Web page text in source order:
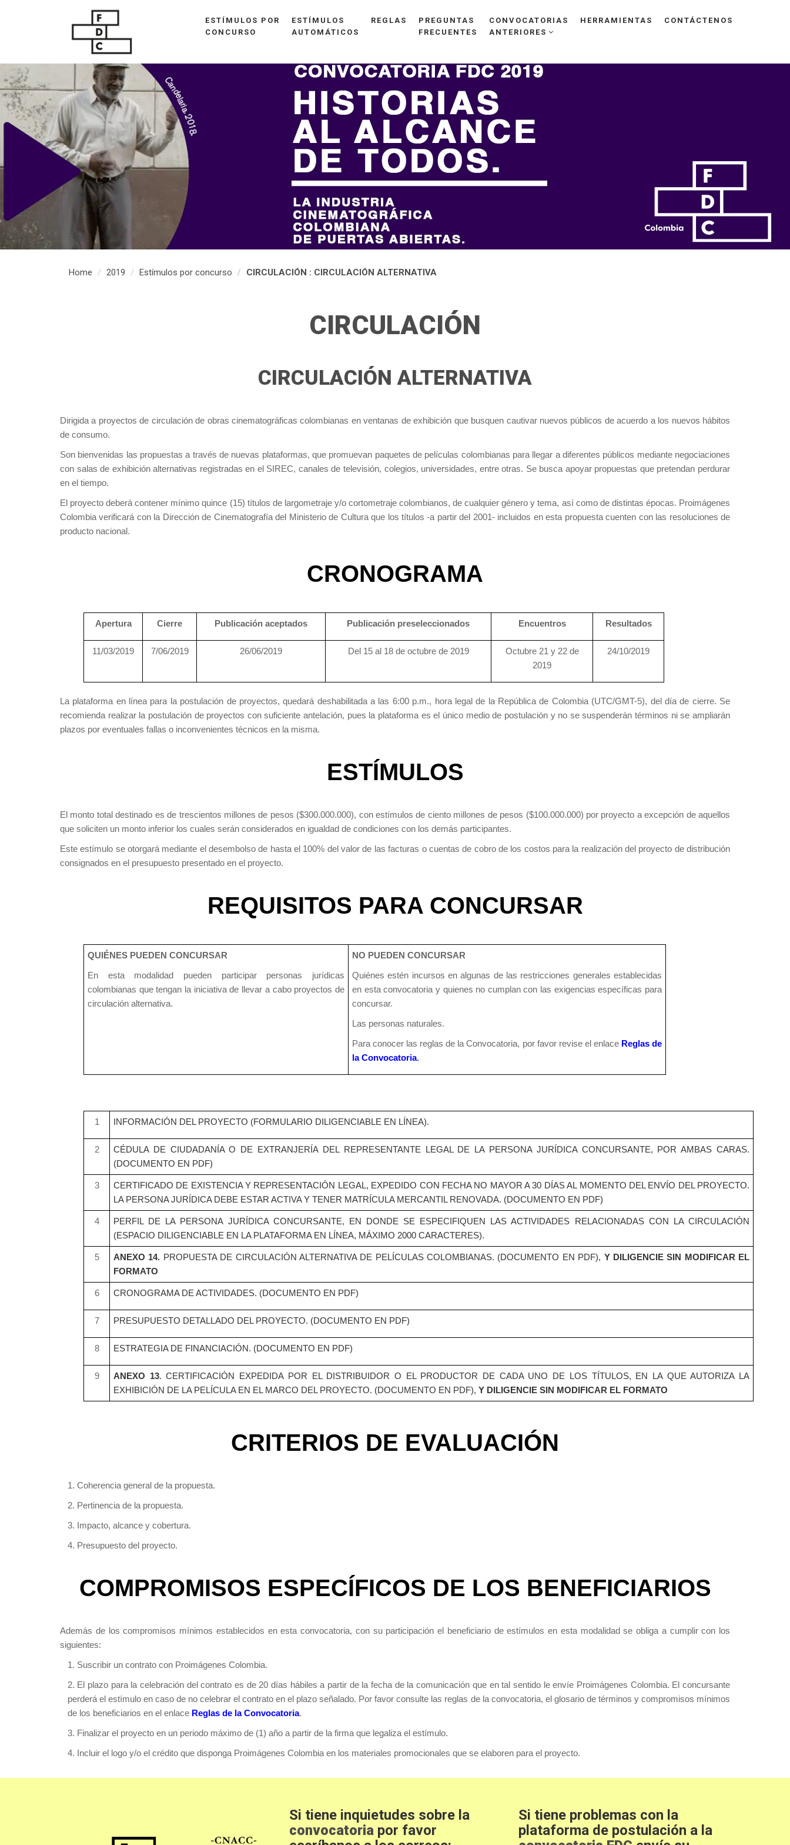
ESTÍMULOS POR
CONCURSO
ESTÍMULOS
AUTOMÁTICOS
REGLAS
PREGUNTAS
FRECUENTES
CONVOCATORIAS
ANTERIORES
HERRAMIENTAS CONTÁCTENOS
Home 2019 Estímulos por concurso CIRCULACIÓN : CIRCULACIÓN ALTERNATIVA
CIRCULACIÓN
CIRCULACIÓN ALTERNATIVA
Dirigida a proyectos de circulación de obras cinematográficas colombianas en ventanas de exhibición que busquen cautivar nuevos públicos de acuerdo a los nuevos hábitos
de consumo.
Son bienvenidas las propuestas a través de nuevas plataformas, que promuevan paquetes de películas colombianas para llegar a diferentes públicos mediante negociaciones
con salas de exhibición alternativas registradas en el SIREC, canales de televisión, colegios, universidades, entre otras. Se busca apoyar propuestas que pretendan perdurar
en el tiempo.
El proyecto deberá contener mínimo quince (15) títulos de largometraje y/o cortometraje colombianos, de cualquier género y tema, así como de distintas épocas. Proimágenes
Colombia verificará con la Dirección de Cinematografía del Ministerio de Cultura que los títulos -a partir del 2001- incluidos en esta propuesta cuenten con las resoluciones de
producto nacional.
CRONOGRAMA
Apertura Cierre Publicación aceptados Publicación preseleccionados Encuentros Resultados
11/03/2019 7/06/2019 26/06/2019 Del 15 al 18 de octubre de 2019
Octubre 21 y 22 de
2019
24/10/2019
La plataforma en línea para la postulación de proyectos, quedará deshabilitada a las 6:00 p.m., hora legal de la República de Colombia (UTC/GMT-5), del día de cierre. Se
recomienda realizar la postulación de proyectos con suficiente antelación, pues la plataforma es el único medio de postulación y no se suspenderán términos ni se ampliarán
plazos por eventuales fallas o inconvenientes técnicos en la misma.
ESTÍMULOS
El monto total destinado es de trescientos millones de pesos ($300.000.000), con estímulos de ciento millones de pesos ($100.000.000) por proyecto a excepción de aquellos
que soliciten un monto inferior los cuales serán considerados en igualdad de condiciones con los demás participantes.
Este estímulo se otorgará mediante el desembolso de hasta el 100% del valor de las facturas o cuentas de cobro de los costos para la realización del proyecto de distribución
consignados en el presupuesto presentado en el proyecto.
REQUISITOS PARA CONCURSAR
QUIÉNES PUEDEN CONCURSAR
En esta modalidad pueden participar personas jurídicas
colombianas que tengan la iniciativa de llevar a cabo proyectos de
circulación alternativa.
NO PUEDEN CONCURSAR
Quiénes estén incursos en algunas de las restricciones generales establecidas
en esta convocatoria y quienes no cumplan con las exigencias específicas para
concursar.
Las personas naturales.
Para conocer las reglas de la Convocatoria, por favor revise el enlace Reglas de
la Convocatoria.
1 INFORMACIÓN DEL PROYECTO (FORMULARIO DILIGENCIABLE EN LÍNEA).
2
CÉDULA DE CIUDADANÍA O DE EXTRANJERÍA DEL REPRESENTANTE LEGAL DE LA PERSONA JURÍDICA CONCURSANTE, POR AMBAS CARAS.
(DOCUMENTO EN PDF)
3
CERTIFICADO DE EXISTENCIA Y REPRESENTACIÓN LEGAL, EXPEDIDO CON FECHA NO MAYOR A 30 DÍAS AL MOMENTO DEL ENVÍO DEL PROYECTO.
LA PERSONA JURÍDICA DEBE ESTAR ACTIVA Y TENER MATRÍCULA MERCANTIL RENOVADA. (DOCUMENTO EN PDF)
4
PERFIL DE LA PERSONA JURÍDICA CONCURSANTE, EN DONDE SE ESPECIFIQUEN LAS ACTIVIDADES RELACIONADAS CON LA CIRCULACIÓN
(ESPACIO DILIGENCIABLE EN LA PLATAFORMA EN LÍNEA, MÁXIMO 2000 CARACTERES).
5 ANEXO 14. PROPUESTA DE CIRCULACIÓN ALTERNATIVA DE PELÍCULAS COLOMBIANAS. (DOCUMENTO EN PDF), Y DILIGENCIE SIN MODIFICAR EL
FORMATO
6 CRONOGRAMA DE ACTIVIDADES. (DOCUMENTO EN PDF)
7 PRESUPUESTO DETALLADO DEL PROYECTO. (DOCUMENTO EN PDF)
8 ESTRATEGIA DE FINANCIACIÓN. (DOCUMENTO EN PDF)
9 ANEXO 13. CERTIFICACIÓN EXPEDIDA POR EL DISTRIBUIDOR O EL PRODUCTOR DE CADA UNO DE LOS TÍTULOS, EN LA QUE AUTORIZA LA
EXHIBICIÓN DE LA PELÍCULA EN EL MARCO DEL PROYECTO. (DOCUMENTO EN PDF), Y DILIGENCIE SIN MODIFICAR EL FORMATO
CRITERIOS DE EVALUACIÓN
1. Coherencia general de la propuesta.
2. Pertinencia de la propuesta.
3. Impacto, alcance y cobertura.
4. Presupuesto del proyecto.
COMPROMISOS ESPECÍFICOS DE LOS BENEFICIARIOS
Además de los compromisos mínimos establecidos en esta convocatoria, con su participación el beneficiario de estímulos en esta modalidad se obliga a cumplir con los
siguientes:
1. Suscribir un contrato con Proimágenes Colombia.
2. El plazo para la celebración del contrato es de 20 días hábiles a partir de la fecha de la comunicación que en tal sentido le envíe Proimágenes Colombia. El concursante
perderá el estímulo en caso de no celebrar el contrato en el plazo señalado. Por favor consulte las reglas de la convocatoria, el glosario de términos y compromisos mínimos
de los beneficiarios en el enlace Reglas de la Convocatoria.
3. Finalizar el proyecto en un periodo máximo de (1) año a partir de la firma que legaliza el estímulo.
4. Incluir el logo y/o el crédito que disponga Proimágenes Colombia en los materiales promocionales que se elaboren para el proyecto.
Si tiene inquietudes sobre la
convocatoria por favor
Si tiene problemas con la
plataforma de postulación a la